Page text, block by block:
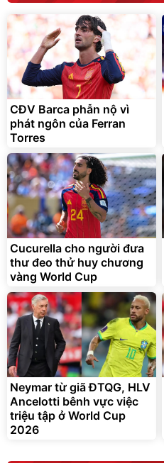
Bạt phủ xe ô tô cao cấp,
tráng nhôm 03 lớp
392.000đ
325.000 đ
Đã bán nhiều
CĐV Barca phẫn nộ vì
phát ngôn của Ferran
Torres
Cucurella cho người đưa
thư đeo thử huy chương
vàng World Cup
Neymar từ giã ĐTQG, HLV
Ancelotti bênh vực việc
triệu tập ở World Cup
2026